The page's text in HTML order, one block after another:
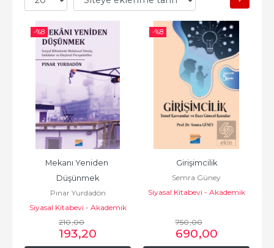
-%8
Mekanı Yeniden
Düşünmek
Pınar Yurdadön
Siyasal Kitabevi - Akademik
Kitaplar
210,00
193,20
-%8
Girişimcilik
Semra Güney
Siyasal Kitabevi - Akademik
750,00
690,00